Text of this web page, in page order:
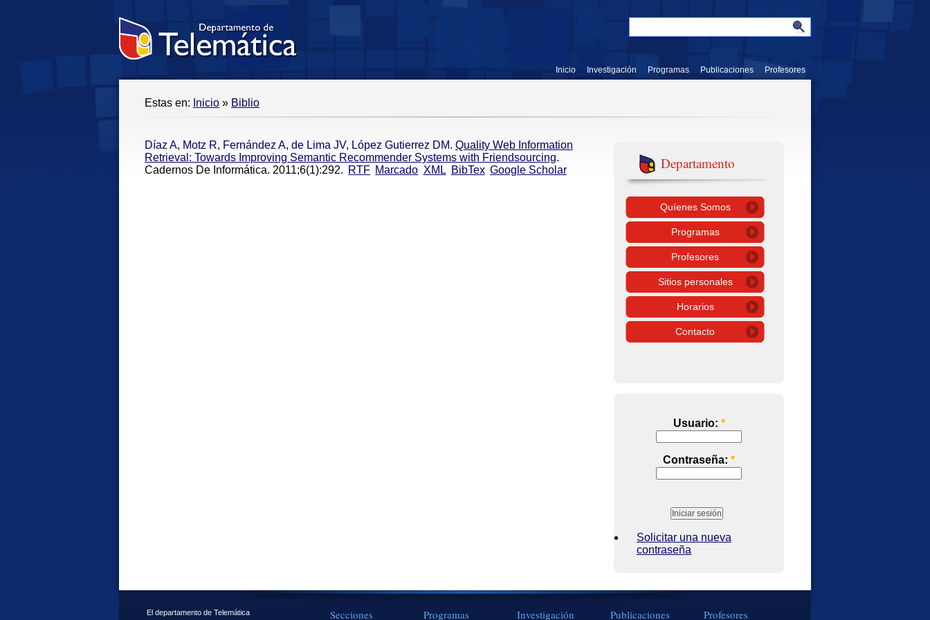
Inicio Investigación Programas Publicaciones Profesores
Estas en: Inicio » Biblio
Díaz A, Motz R, Fernández A, de Lima JV, López Gutierrez DM. Quality Web Information
Retrieval: Towards Improving Semantic Recommender Systems with Friendsourcing.
Cadernos De Informática. 2011;6(1):292. RTF Marcado XML BibTex Google Scholar Departamento
Quíenes Somos
Programas
Profesores
Sitios personales
Horarios
Contacto
Usuario: *
Contraseña: *
Solicitar una nueva
contraseña
El departamento de Telemática
Secciones Programas Investigación Publicaciones Profesores